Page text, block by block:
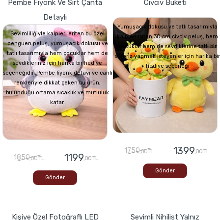
Pembe Fiyonk Ve Sırt Çanta
Detaylı
Sevimliliğiyle kalpleri eriten bu özel
penguen peluş, yumuşacık dokusu ve
tatlı tasarımıyla hem çocuklar hem de
sevdikleriniz için harika bir hediye
seçeneğidir. Pembe fiyonk detayı ve canlı
renkleriyle dikkat çeken bu ürün,
bulunduğu ortama sıcaklık ve mutluluk
katar.
1850,00 TL 1199,00 TL
Gönder
Civciv Buketi
Yumuşacık dokusu ve tatlı tasarımıyla
kalpleri ısıtan 30 cm civciv peluş, hem
çocuklar hem de sevdiklerine tatlı bir
sürpriz yapmak isteyenler için harika bir
hediye seçeneği
1750,00 TL 1399,00 TL
Gönder
Kişiye Özel Fotoğraflı LED Sevimli Nihilist Yalnız